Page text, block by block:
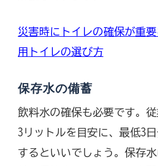
災害時にトイレの確保が重
用トイレの選び方
保存水の備蓄
飲料水の確保も必要です。
3リットルを目安に、最低3
するといいでしょう。保存